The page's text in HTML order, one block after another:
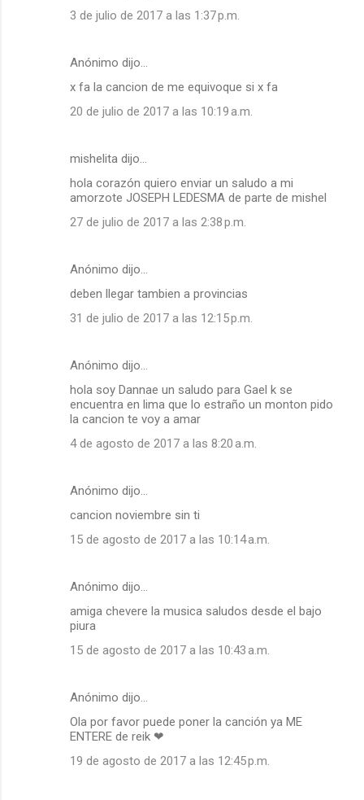
3 de julio de 2017 a las 1:37 p.m.
Anónimo dijo…
x fa la cancion de me equivoque si x fa
20 de julio de 2017 a las 10:19 a.m.
mishelita dijo…
hola corazón quiero enviar un saludo a mi
amorzote JOSEPH LEDESMA de parte de mishel
27 de julio de 2017 a las 2:38 p.m.
Anónimo dijo…
deben llegar tambien a provincias
31 de julio de 2017 a las 12:15 p.m.
Anónimo dijo…
hola soy Dannae un saludo para Gael k se
encuentra en lima que lo estraño un monton pido
la cancion te voy a amar
4 de agosto de 2017 a las 8:20 a.m.
Anónimo dijo…
cancion noviembre sin ti
15 de agosto de 2017 a las 10:14 a.m.
Anónimo dijo…
amiga chevere la musica saludos desde el bajo
piura
15 de agosto de 2017 a las 10:43 a.m.
Anónimo dijo…
Ola por favor puede poner la canción ya ME
ENTERE de reik ❤
19 de agosto de 2017 a las 12:45 p.m.